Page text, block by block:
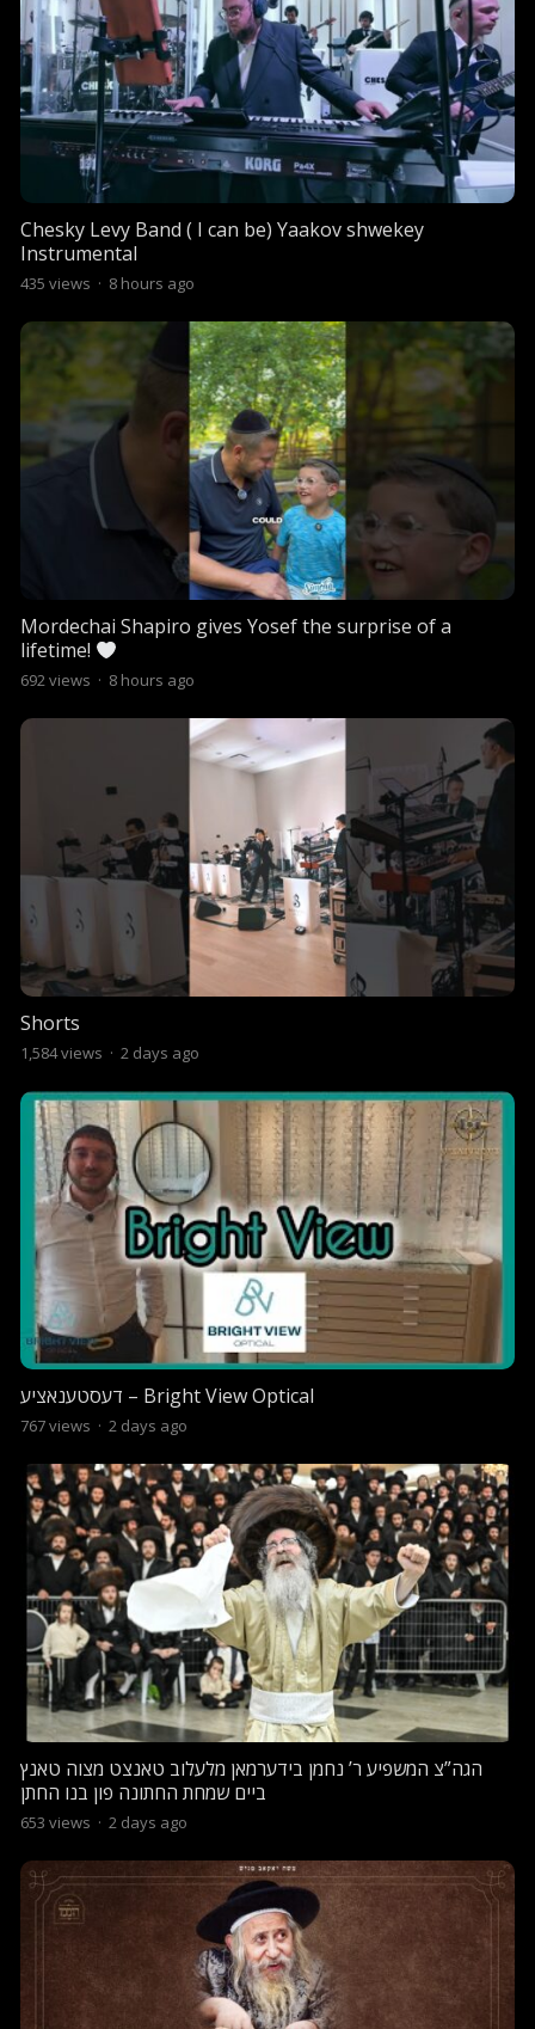
Chesky Levy Band ( I can be) Yaakov shwekey
Instrumental
435 views · 8 hours ago
Mordechai Shapiro gives Yosef the surprise of a
lifetime!
692views · 8 hours ago
Shorts
1,584views · 2 days ago
דעסטענאציע – Bright View Optical
767views · 2 days ago
הגה”צ המשפיע ר’ נחמן בידערמאן מלעלוב טאנצט מצוה טאנץ
ביים שמחת החתונה פון בנו החתן
653 views · 2 days ago